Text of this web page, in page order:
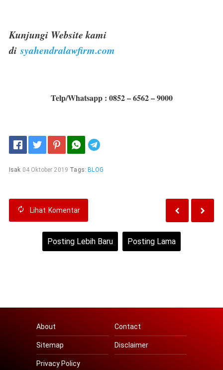
Kunjungi Website kami
disyahendralawfirm.com
Telp/Whatsapp : 0852 – 6562 – 9000
Isak 04 Oktober 2019 Tags: BLOG
Lihat Komentar
Posting Lebih Baru Posting Lama
About Contact
Sitemap Disclaimer
Privacy Policy